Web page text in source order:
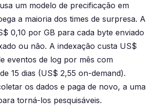
um modelo de precificação em
a maioria dos times de surpresa. A
0,10 por GB para cada byte enviado
ou não. A indexação custa US$
eventos de log por mês com
15 dias (US$ 2,55 on-demand).
os dados e paga de novo, a uma
torná-los pesquisáveis.